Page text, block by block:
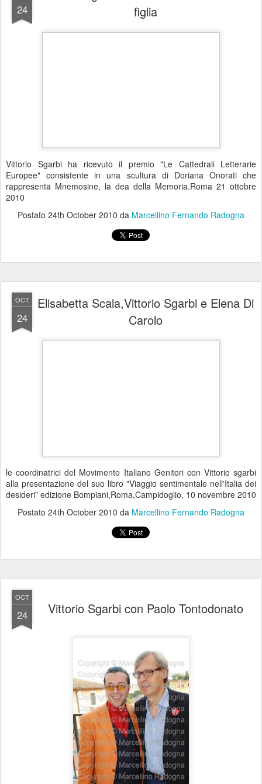
24
figlia
Vittorio Sgarbi ha ricevuto il premio "Le Cattedrali Letterarie
Europee" consistente in una scultura di Doriana Onorati che
rappresenta Mnemosine, la dea della Memoria.Roma 21 ottobre
2010
Postato 24th October 2010 da Marcellino Fernando Radogna
OCT
24
Elisabetta Scala,Vittorio Sgarbi e Elena Di
Carolo
le coordinatrici del Movimento Italiano Genitori con Vittorio sgarbi
alla presentazione del suo libro "Viaggio sentimentale nell'Italia dei
desideri" edizione Bompiani,Roma,Campidoglio, 10 novembre 2010
Postato 24th October 2010 da Marcellino Fernando Radogna
OCT
24 Vittorio Sgarbi con Paolo Tontodonato